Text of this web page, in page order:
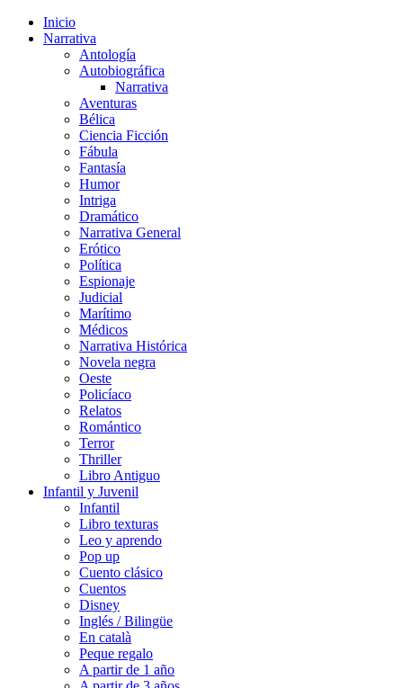
Inicio
Narrativa
Antología
Autobiográfica
Narrativa
Aventuras
Bélica
Ciencia Ficción
Fábula
Fantasía
Humor
Intriga
Dramático
Narrativa General
Erótico
Política
Espionaje
Judicial
Marítimo
Médicos
Narrativa Histórica
Novela negra
Oeste
Policíaco
Relatos
Romántico
Terror
Thriller
Libro Antiguo
Infantil y Juvenil
Infantil
Libro texturas
Leo y aprendo
Pop up
Cuento clásico
Cuentos
Disney
Inglés / Bilingüe
En català
Peque regalo
A partir de 1 año